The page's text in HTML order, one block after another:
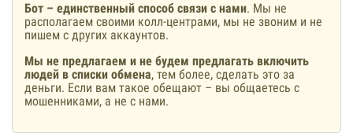
Бот – единственный способ связи с нами. Мы не
располагаем своими колл-центрами, мы не звоним и не
пишем с других аккаунтов.
Мы не предлагаем и не будем предлагать включить
людей в списки обмена, тем более, сделать это за
деньги. Если вам такое обещают – вы общаетесь с
мошенниками, а не с нами.